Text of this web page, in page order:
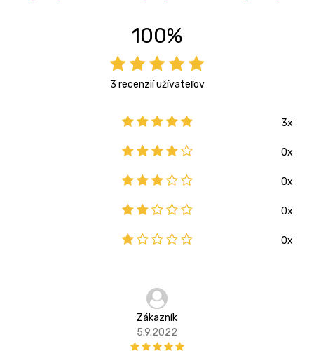
100%
3 recenzií užívateľov
3x
0x
0x
0x
0x
Zákazník
5.9.2022